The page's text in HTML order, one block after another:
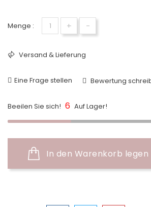
Menge : + -
Versand & Lieferung
Eine Frage stellen Bewertung
Beeilen Sie sich! 6 Auf Lager!
In den Warenkorb legen